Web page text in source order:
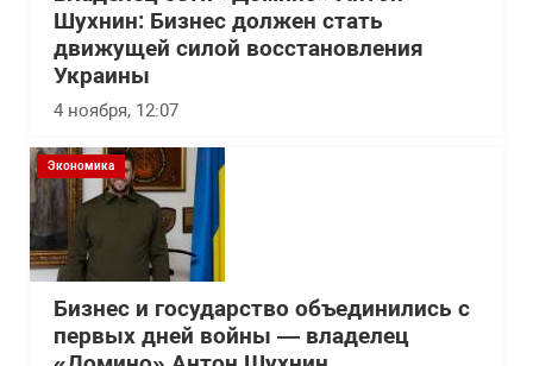
Шухнин: Бизнес должен стать
движущей силой восстановления
Украины
4 ноября, 12:07
Экономика
Бизнес и государство объединились с
первых дней войны — владелец